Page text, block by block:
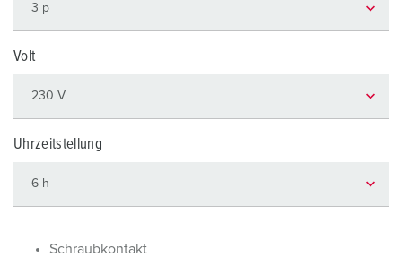
Volt
Uhrzeitstellung
Schraubkontakt